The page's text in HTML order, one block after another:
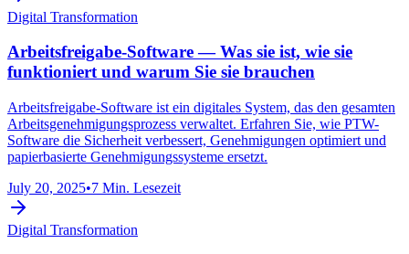
Digital Transformation
Arbeitsfreigabe-Software — Was sie ist, wie sie
funktioniert und warum Sie sie brauchen
Arbeitsfreigabe-Software ist ein digitales System, das den gesamten
Arbeitsgenehmigungsprozess verwaltet. Erfahren Sie, wie PTW-
Software die Sicherheit verbessert, Genehmigungen optimiert und
papierbasierte Genehmigungssysteme ersetzt.
July 20, 2025•7 Min. Lesezeit
Digital Transformation